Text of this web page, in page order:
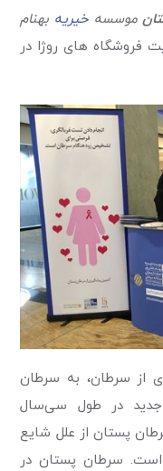
موسسه خیریه بهنام
فروشگاه های روژا در
از سرطان، به سرطان
جدید در طول سی‌سال
پستان از علل شايع
است. سرطان پستان در